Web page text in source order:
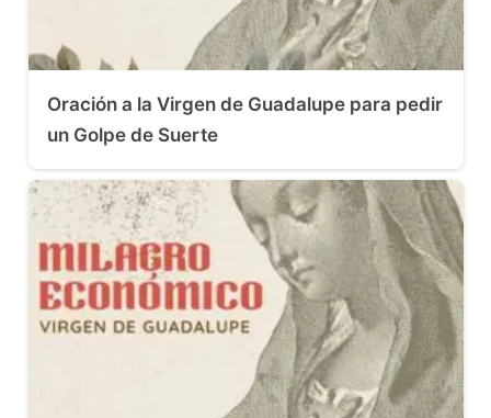
Oración a la Virgen de Guadalupe para pedir
un Golpe de Suerte